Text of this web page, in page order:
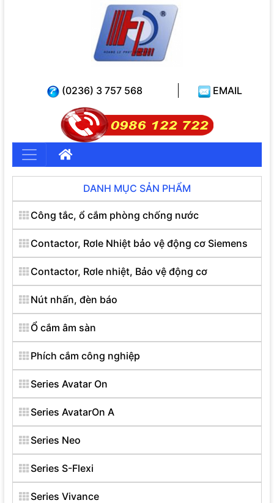
(0236) 3 757 568 EMAIL
DANH MỤC SẢN PHẨM
Công tắc, ổ cắm phòng chống nước
Contactor, Rơle Nhiệt bảo vệ động cơ Siemens
Contactor, Rơle nhiệt, Bảo vệ động cơ
Nút nhấn, đèn báo
Ổ cắm âm sàn
Phích cắm công nghiệp
Series Avatar On
Series AvatarOn A
Series Neo
Series S-Flexi
Series Vivance